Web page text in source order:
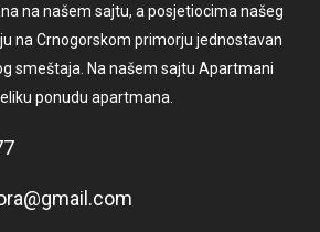
na našem sajtu, a posjetiocima našeg
na Crnogorskom primorju jednostavan
smeštaja. Na našem sajtu Apartmani
ponudu apartmana.